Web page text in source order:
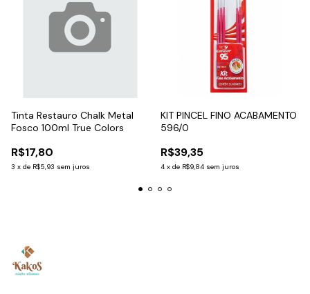
Tinta Restauro Chalk Metal
Fosco 100ml True Colors
R$17,80
3 x de R$5,93 sem juros
KIT PINCEL FINO ACABAMENTO
596/0
R$39,35
4 x de R$9,84 sem juros